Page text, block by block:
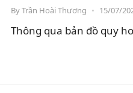
ByTrần Hoài Thương • 15/07/
Thông qua bản đồ quy